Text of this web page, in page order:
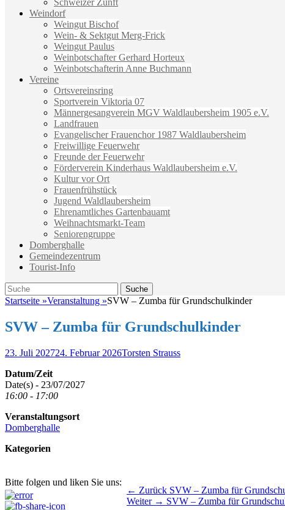
Schweizer Zunft
Weindorf
Weingut Bischof
Wein- & Sektgut Merg-Frick
Weingut Paulus
Weinbotschafter Gerhard Horteux
Weinbotschafterin Anne Buchmann
Vereine
Ortsvereinsring
Sportverein Viktoria 07
Männergesangverein MGV Waldlaubersheim 1905 e.V.
Landfrauen
Evangelischer Frauenchor 1987 Waldlaubersheim
Freiwillige Feuerwehr
Freunde der Feuerwehr
Förderverein Kinderhaus Waldlaubersheim e.V.
Kultur vor Ort
Frauenfrühstück
Jugend Waldlaubersheim
Ehrenamtliches Gartenbauamt
Weihnachtsmarkt-Team
Seniorengruppe
Domberghalle
Gemeindezentrum
Tourist-Info
Suche
Suche
nach:
Startseite »Veranstaltung »SVW – Zumba für Grundschulkinder
SVW – Zumba für Grundschulkinder
Veröffentlicht
23. Juli 202724. Februar 2026Autor
Torsten Strauss
Datum/Zeit
Date(s) - 23/07/2027
16:00 - 17:00
Veranstaltungsort
Domberghalle
Kategorien
Bitte folgen und liken Sie uns:
Beitragsnavigation ← Zurück Vorhergehender
Beitrag:
SVW – Zumba für
Weiter → Nächster
SVW – Zumba für